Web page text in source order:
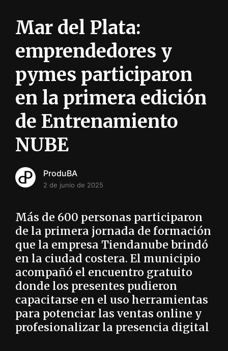
Mar del Plata:
emprendedores y
pymes participaron
en la primera edición
de Entrenamiento
NUBE
ProduBA
2 de junio de 2025
Más de 600 personas participaron
de la primera jornada de formación
que la empresa Tiendanube brindó
en la ciudad costera. El municipio
acompañó el encuentro gratuito
donde los presentes pudieron
capacitarse en el uso herramientas
para potenciar las ventas online y
profesionalizar la presencia digital